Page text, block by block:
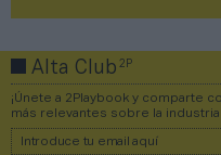
Alta Club2P
¡Únete a 2Playbook y comparte
más relevantes sobre la